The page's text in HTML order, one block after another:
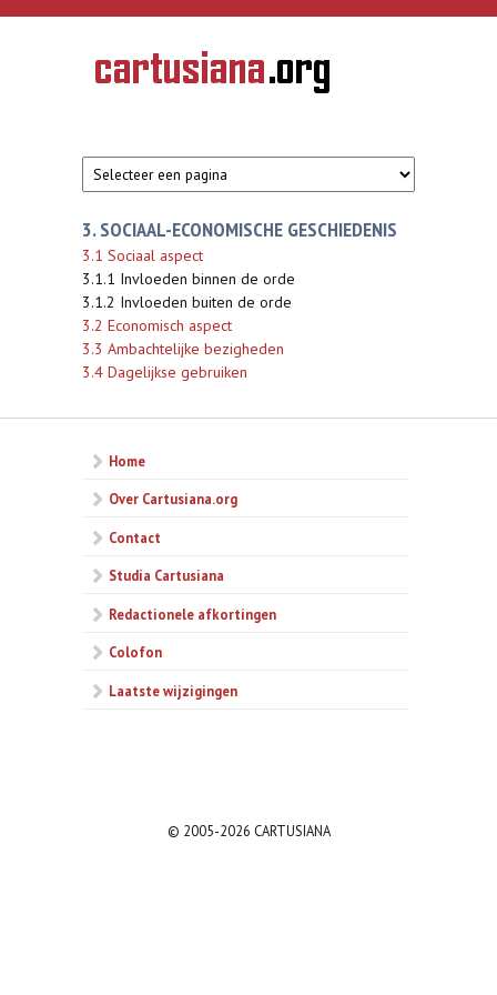
Overslaan en naar de inhoud gaan
CARTUSIANA
Geschiedenis
van de
3. SOCIAAL-ECONOMISCHE GESCHIEDENIS
3.1 Sociaal aspect
3.1.1 Invloeden binnen de orde
3.1.2 Invloeden buiten de orde
3.2 Economisch aspect
3.3 Ambachtelijke bezigheden
3.4 Dagelijkse gebruiken
Home
Over Cartusiana.org
Contact
Studia Cartusiana
Redactionele afkortingen
Colofon
Laatste wijzigingen
© 2005-2026 CARTUSIANA